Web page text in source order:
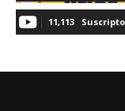
11,113